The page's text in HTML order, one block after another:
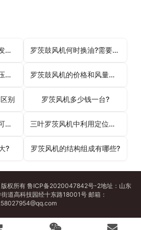
罗茨风机风量基本不会发生变化 罗茨鼓风机何时换油?需要注意哪些方面?
罗茨风机选型风量和气压计算方式 罗茨鼓风机的价格和风量有什么联系吗?
别 罗茨风机多少钱一台?
罗茨风机多大型号压力可以达到2公斤压力? 三叶罗茨风机中利用定位销来连接的两个零部件
? 罗茨风机的结构组成有哪些?
权所有 鲁ICP备2020047842号-2地址：山东
道高科技园经十东路18001号 邮箱：